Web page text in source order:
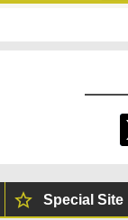
Special Site